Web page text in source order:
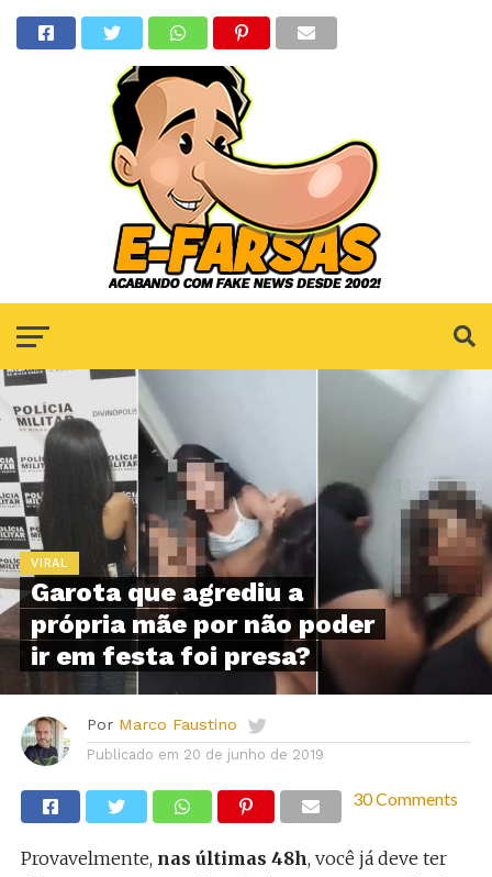
VIRAL
Garota que agrediu a
própria mãe por não poder
ir em festa foi presa?
Por Marco Faustino
Publicado em 20 de junho de 2019
30 Comments
Provavelmente, nas últimas 48h, você já deve ter